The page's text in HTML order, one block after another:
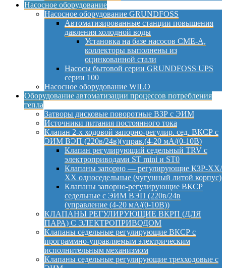
Насосное оборудование
Насосное оборудование GRUNDFOSS
Автоматизированные станции повышения
давления холодной воды
Установка на базе насосов CME-A,
коллекторы выполнены из
оцинкованной стали
Насосы бытовой серии GRUNDFOSS UPS
серии 100
Насосное оборудование WILO
Оборудование автоматизации процессов потребления
тепла
Затворы дисковые поворотные ВЗР с ЭИМ
Источники питания постоянного тока
Клапан 2-х ходовой запорно-регулир. сед. ВКСР с
ЭИМ ВЭП (220в/24в)(управ.(4-20 мА/(0-10В)
Клапан регулирующий седельный TRV с
электроприводами ST mini и ST0
Клапаны запорно — регулирующие КЗР-ХХ/
ХХ односедельные (чугунный литой корпус)
Клапаны запорно-регулирующие ВКСР
седельные с ЭИМ ВЭП (220в/24в
(управление (4-20 мА/(0-10В))
КЛАПАНЫ РЕГУЛИРУЮЩИЕ ВКРП (ДЛЯ
ПАРА) С ЭЛЕКТРОПРИВОДОМ
Клапаны седельные регулирующие ВКСР с
программно-управляемым электрическим
исполнительным механизмом
Клапаны седельные регулирующие трехходовые с